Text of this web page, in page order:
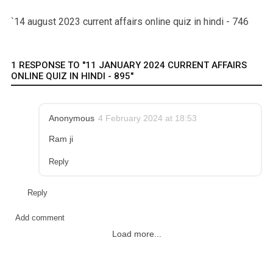
`14 august 2023 current affairs online quiz in hindi - 746
1 RESPONSE TO "11 JANUARY 2024 CURRENT AFFAIRS
ONLINE QUIZ IN HINDI - 895"
Anonymous 4 February 2024 at 18:53
Ram ji
Reply
Reply
Add comment
Load more...